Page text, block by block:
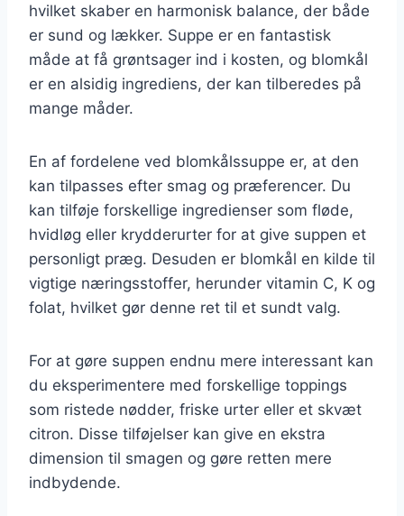
hvilket skaber en harmonisk balance, der både
er sund og lækker. Suppe er en fantastisk
måde at få grøntsager ind i kosten, og blomkål
er en alsidig ingrediens, der kan tilberedes på
mange måder.
En af fordelene ved blomkålssuppe er, at den
kan tilpasses efter smag og præferencer. Du
kan tilføje forskellige ingredienser som fløde,
hvidløg eller krydderurter for at give suppen et
personligt præg. Desuden er blomkål en kilde til
vigtige næringsstoffer, herunder vitamin C, K og
folat, hvilket gør denne ret til et sundt valg.
For at gøre suppen endnu mere interessant kan
du eksperimentere med forskellige toppings
som ristede nødder, friske urter eller et skvæt
citron. Disse tilføjelser kan give en ekstra
dimension til smagen og gøre retten mere
indbydende.